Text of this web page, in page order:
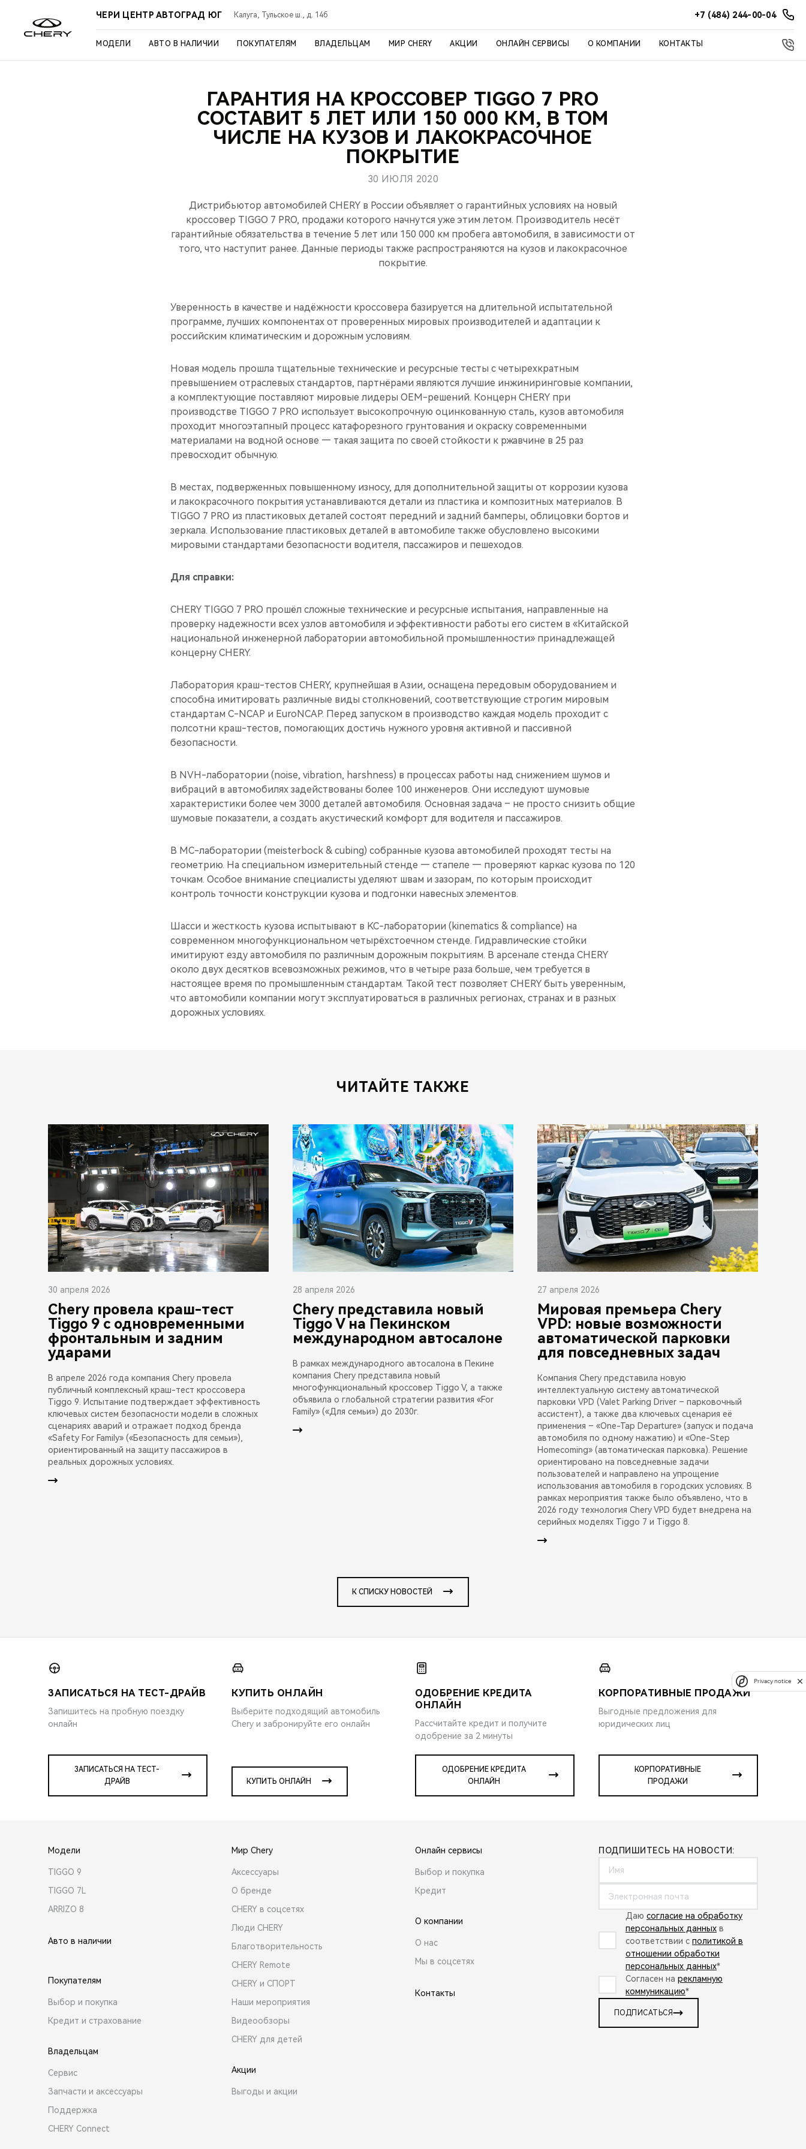
ЧЕРИ ЦЕНТР АВТОГРАД ЮГ Калуга, Тульское ш., д. 14б +7 (484) 244-00-04
МОДЕЛИ АВТО В НАЛИЧИИ ПОКУПАТЕЛЯМ ВЛАДЕЛЬЦАМ МИР CHERY АКЦИИ ОНЛАЙН СЕРВИСЫ О КОМПАНИИ КОНТАКТЫ
ГАРАНТИЯ НА КРОССОВЕР TIGGO 7 PRO
СОСТАВИТ 5 ЛЕТ ИЛИ 150 000 КМ, В ТОМ
ЧИСЛЕ НА КУЗОВ И ЛАКОКРАСОЧНОЕ
ПОКРЫТИЕ
30 ИЮЛЯ 2020
Дистрибьютор автомобилей CHERY в России объявляет о гарантийных условиях на новый
кроссовер TIGGO 7 PRO, продажи которого начнутся уже этим летом. Производитель несёт
гарантийные обязательства в течение 5 лет или 150 000 км пробега автомобиля, в зависимости от
того, что наступит ранее. Данные периоды также распространяются на кузов и лакокрасочное
покрытие.
Уверенность в качестве и надёжности кроссовера базируется на длительной испытательной
программе, лучших компонентах от проверенных мировых производителей и адаптации к
российским климатическим и дорожным условиям.
Новая модель прошла тщательные технические и ресурсные тесты с четырехкратным
превышением отраслевых стандартов, партнёрами являются лучшие инжиниринговые компании,
а комплектующие поставляют мировые лидеры ОЕМ-решений. Концерн CHERY при
производстве TIGGO 7 PRO использует высокопрочную оцинкованную сталь, кузов автомобиля
проходит многоэтапный процесс катафорезного грунтования и окраску современными
материалами на водной основе — такая защита по своей стойкости к ржавчине в 25 раз
превосходит обычную.
В местах, подверженных повышенному износу, для дополнительной защиты от коррозии кузова
и лакокрасочного покрытия устанавливаются детали из пластика и композитных материалов. В
TIGGO 7 PRO из пластиковых деталей состоят передний и задний бамперы, облицовки бортов и
зеркала. Использование пластиковых деталей в автомобиле также обусловлено высокими
мировыми стандартами безопасности водителя, пассажиров и пешеходов.
Для справки:
CHERY TIGGO 7 PRO прошёл сложные технические и ресурсные испытания, направленные на
проверку надежности всех узлов автомобиля и эффективности работы его систем в «Китайской
национальной инженерной лаборатории автомобильной промышленности» принадлежащей
концерну CHERY.
Лаборатория краш-тестов CHERY, крупнейшая в Азии, оснащена передовым оборудованием и
способна имитировать различные виды столкновений, соответствующие строгим мировым
стандартам C-NCAP и EuroNCAP. Перед запуском в производство каждая модель проходит с
полсотни краш-тестов, помогающих достичь нужного уровня активной и пассивной
безопасности.
В NVH-лаборатории (noise, vibration, harshness) в процессах работы над снижением шумов и
вибраций в автомобилях задействованы более 100 инженеров. Они исследуют шумовые
характеристики более чем 3000 деталей автомобиля. Основная задача – не просто снизить общие
шумовые показатели, а создать акустический комфорт для водителя и пассажиров.
В MС-лаборатории (meisterbock & cubing) собранные кузова автомобилей проходят тесты на
геометрию. На специальном измерительный стенде — стапеле — проверяют каркас кузова по 120
точкам. Особое внимание специалисты уделяют швам и зазорам, по которым происходит
контроль точности конструкции кузова и подгонки навесных элементов.
Шасси и жесткость кузова испытывают в KC-лаборатории (kinematics & compliance) на
современном многофункциональном четырёхстоечном стенде. Гидравлические стойки
имитируют езду автомобиля по различным дорожным покрытиям. В арсенале стенда CHERY
около двух десятков всевозможных режимов, что в четыре раза больше, чем требуется в
настоящее время по промышленным стандартам. Такой тест позволяет CHERY быть уверенным,
что автомобили компании могут эксплуатироваться в различных регионах, странах и в разных
дорожных условиях.
ЧИТАЙТЕ ТАКЖЕ
30 апреля 2026
Chery провела краш-тест
Tiggo 9 с одновременными
фронтальным и задним
ударами
В апреле 2026 года компания Chery провела
публичный комплексный краш-тест кроссовера
Tiggo 9. Испытание подтверждает эффективность
ключевых систем безопасности модели в сложных
сценариях аварий и отражает подход бренда
«Safety For Family» («Безопасность для семьи»),
ориентированный на защиту пассажиров в
реальных дорожных условиях.
28 апреля 2026
Chery представила новый
Tiggo V на Пекинском
международном автосалоне
В рамках международного автосалона в Пекине
компания Chery представила новый
многофункциональный кроссовер Tiggo V, а также
объявила о глобальной стратегии развития «For
Family» («Для семьи») до 2030г.
27 апреля 2026
Мировая премьера Chery
VPD: новые возможности
автоматической парковки
для повседневных задач
Компания Chery представила новую
интеллектуальную систему автоматической
парковки VPD (Valet Parking Driver – парковочный
ассистент), а также два ключевых сценария её
применения – «One-Tap Departure» (запуск и подача
автомобиля по одному нажатию) и «One-Step
Homecoming» (автоматическая парковка). Решение
ориентировано на повседневные задачи
пользователей и направлено на упрощение
использования автомобиля в городских условиях. В
рамках мероприятия также было объявлено, что в
2026 году технология Chery VPD будет внедрена на
серийных моделях Tiggo 7 и Tiggo 8.
К СПИСКУ НОВОСТЕЙ
ЗАПИСАТЬСЯ НА ТЕСТ-ДРАЙВ
Запишитесь на пробную поездку
онлайн
ЗАПИСАТЬСЯ НА ТЕСТ-
ДРАЙВ
КУПИТЬ ОНЛАЙН
Выберите подходящий автомобиль
Chery и забронируйте его онлайн
КУПИТЬ ОНЛАЙН
ОДОБРЕНИЕ КРЕДИТА
ОНЛАЙН
Рассчитайте кредит и получите
одобрение за 2 минуты
ОДОБРЕНИЕ КРЕДИТА
ОНЛАЙН
КОРПОРАТИВНЫЕ ПРОДАЖИ
Выгодные предложения для
юридических лиц
КОРПОРАТИВНЫЕ
ПРОДАЖИ
Модели
TIGGO 9
TIGGO 7L
ARRIZO 8
Авто в наличии
Покупателям
Выбор и покупка
Кредит и страхование
Владельцам
Сервис
Запчасти и аксессуары
Поддержка
CHERY Connect
Мир Chery
Аксессуары
О бренде
CHERY в соцсетях
Люди CHERY
Благотворительность
CHERY Remote
CHERY и СПОРТ
Наши мероприятия
Видеообзоры
CHERY для детей
Акции
Выгоды и акции
Онлайн сервисы
Выбор и покупка
Кредит
О компании
О нас
Мы в соцсетях
Контакты
ПОДПИШИТЕСЬ НА НОВОСТИ:
Даю согласие на обработку
персональных данных в
соответствии с политикой в
отношении обработки
персональных данных*
Согласен на рекламную
коммуникацию*
ПОДПИСАТЬСЯ
Privacy notice